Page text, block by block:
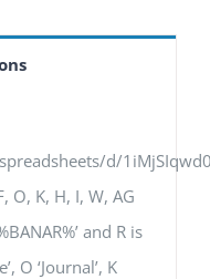
d/
O, K, H, I, W, AG
and R is
O ‘Journal’, K